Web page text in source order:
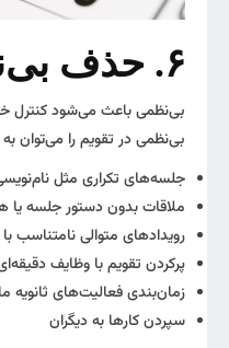
۶. حذف بی‌نظمی‌ها
بی‌نظمی باعث می‌شود کنترل
بی‌نظمی در تقویم را می‌توان
جلسه‌های تکراری مثل
ملاقات بدون دستور جلسه
رویدادهای متوالی نامتناسب
پرکردن تقویم با وظایف
زمان‌بندی فعالیت‌های ثانویه
سپردن کارها به دیگران